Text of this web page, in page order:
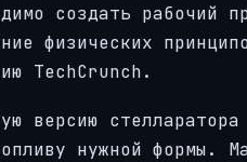
создать рабочий
физических
TechCrunch.
версию
нужной формы.